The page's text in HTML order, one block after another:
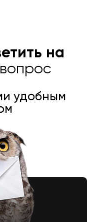
на
удобным